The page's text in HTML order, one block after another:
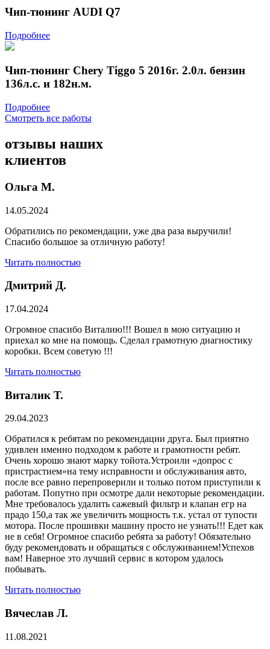
Чип-тюнинг AUDI Q7
Подробнее
Чип-тюнинг Chery Tiggo 5 2016г. 2.0л. бензин
136л.с. и 182н.м.
Подробнее
Смотреть все работы
отзывы наших
клиентов
Ольга М.
14.05.2024
Обратились по рекомендации, уже два раза выручили!
Спасибо большое за отличную работу!
Читать полностью
Дмитрий Д.
17.04.2024
Огромное спасибо Виталию!!! Вошел в мою ситуацию и
приехал ко мне на помощь. Сделал грамотную диагностику
коробки. Всем советую !!!
Читать полностью
Виталик Т.
29.04.2023
Обратился к ребятам по рекомендации друга. Был приятно
удивлен именно подходом к работе и грамотности ребят.
Очень хорошо знают марку тойота.Устроили «допрос с
пристрастием»на тему исправности и обслуживания авто,
после все равно перепроверили и только потом приступили к
работам. Попутно при осмотре дали некоторые рекомендации.
Мне требовалось удалить сажевый фильтр и клапан егр на
прадо 150,а так же увеличить мощность т.к. устал от тупости
мотора. После прошивки машину просто не узнать!!! Едет как
не в себя! Огромное спасибо ребята за работу! Обязательно
буду рекомендовать и обращаться с обслуживанием!Успехов
вам! Наверное это лучший сервис в котором удалось
побывать.
Читать полностью
Вячеслав Л.
11.08.2021